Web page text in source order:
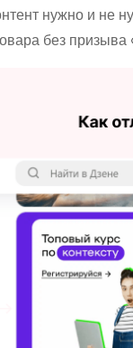
нужно и не
без